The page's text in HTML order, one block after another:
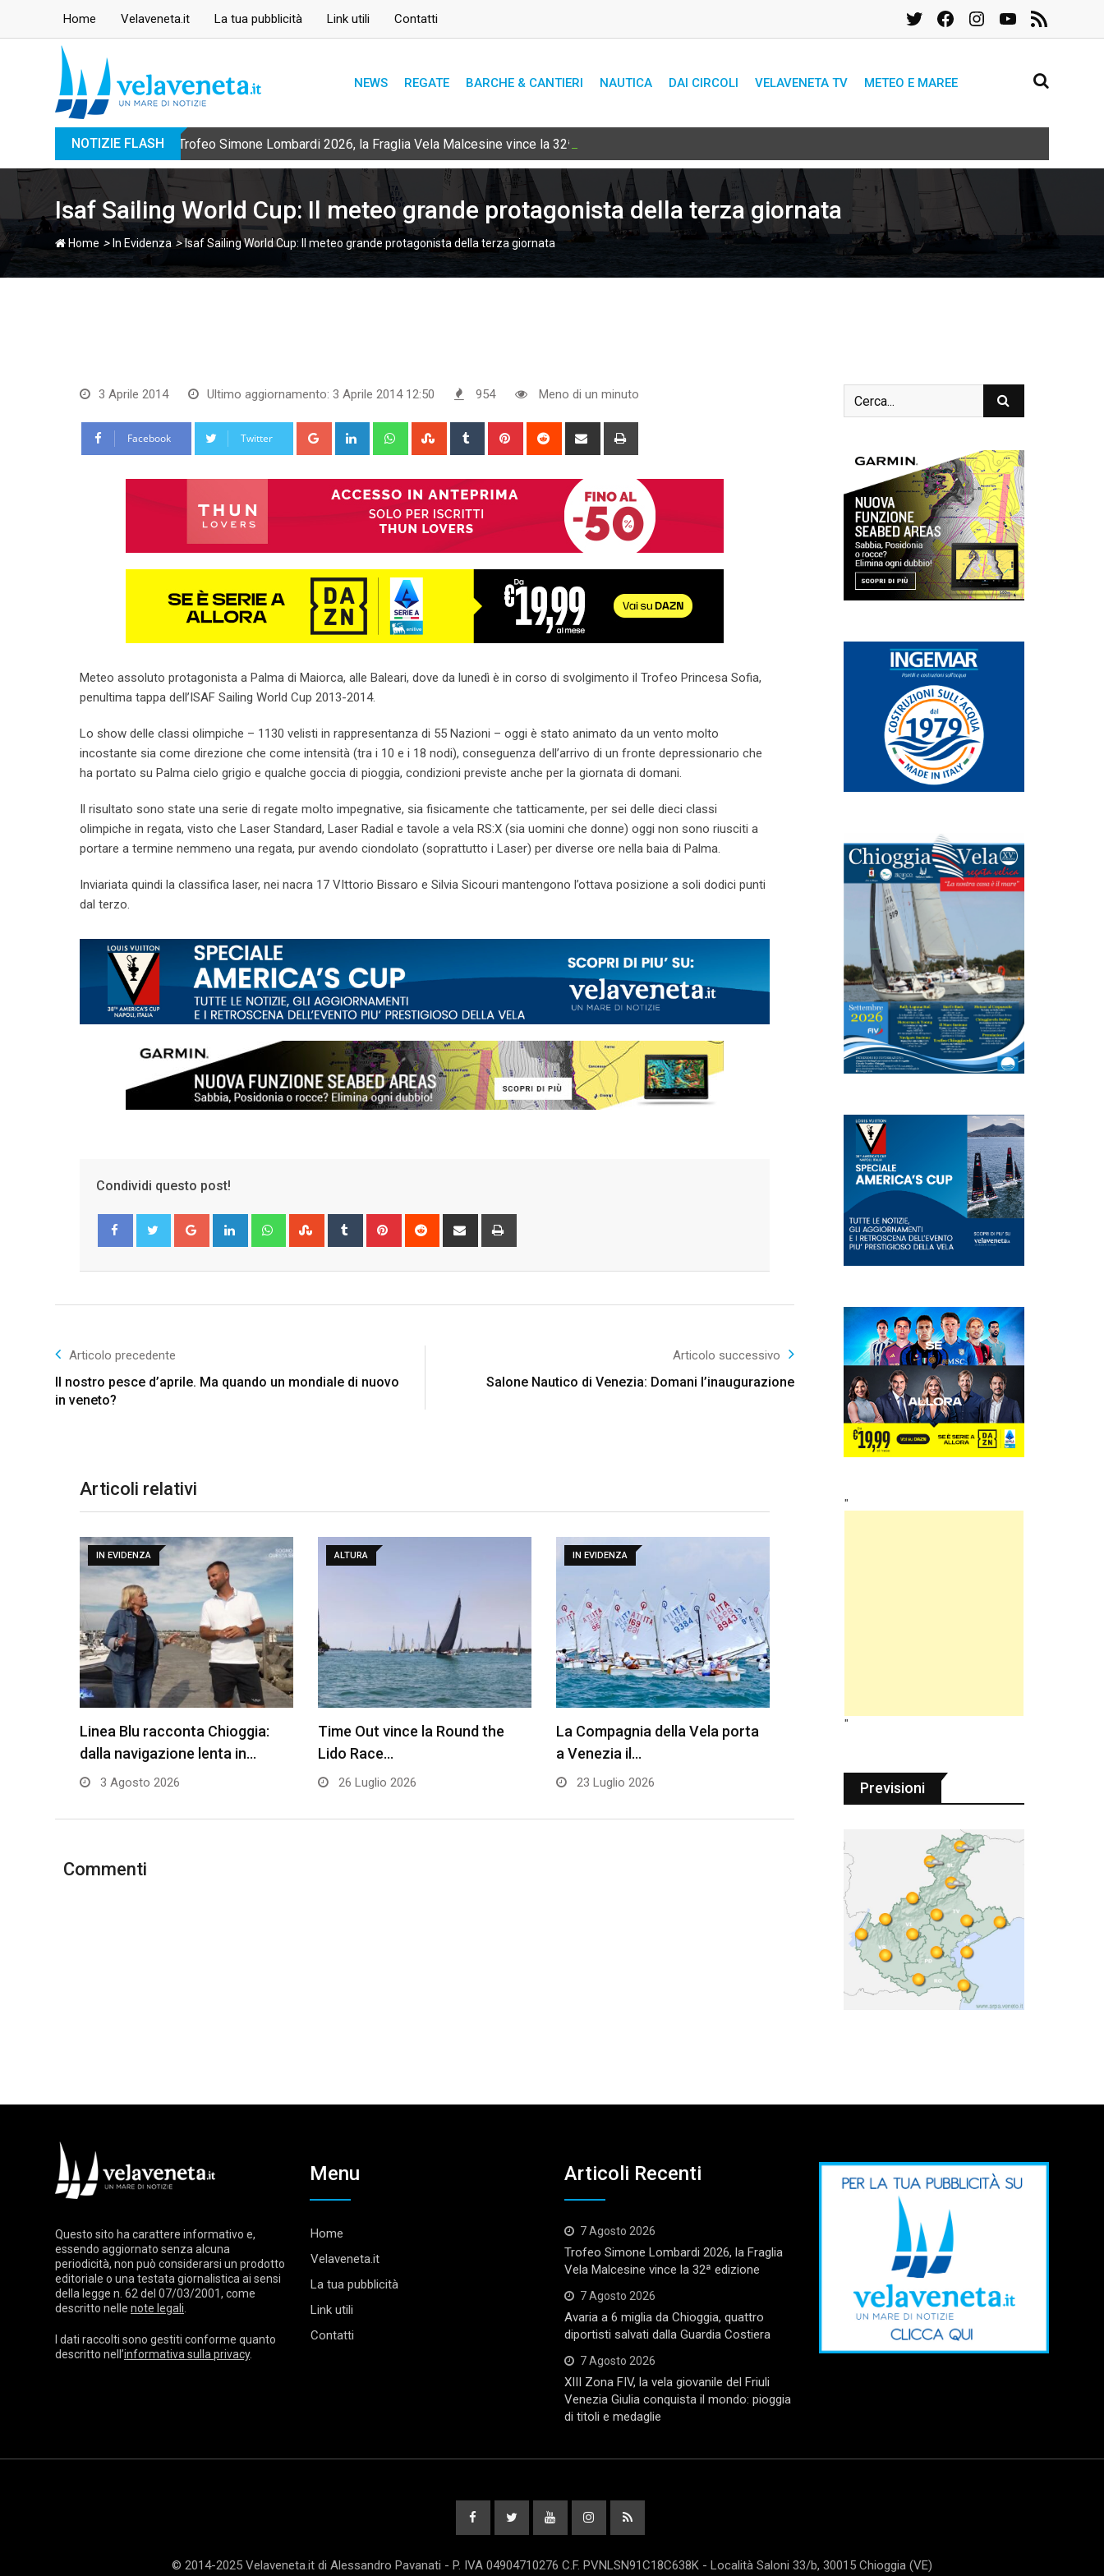
Home Velaveneta.it La tua pubblicità Link utili Contatti TwitterFacebookInstagramYouTube
Feed
RSS
NEWS REGATE BARCHE & CANTIERI NAUTICA DAI CIRCOLI VELAVENETA TV METEO E MAREE
NOTIZIE FLASH Trofeo Simone Lombardi 2026, la Fraglia Vela Malcesine vince la 32ª edizione
Isaf Sailing World Cup: Il meteo grande protagonista della terza giornata
Home > In Evidenza>Isaf Sailing World Cup: Il meteo grande protagonista della terza giornata
3 Aprile 2014 Ultimo aggiornamento: 3 Aprile 2014 12:50 954 Meno di un minuto
Facebook Twitter Google+ LinkedIn WhatsappStumbleUpon
Tumblr Pinterest Reddit
Share
Meteo assoluto protagonista a Palma di Maiorca, alle Baleari, dove da lunedì è in corso di svolgimento il Trofeo Princesa Sofia,
penultima tappa dell’ISAF Sailing World Cup 2013-2014.
Lo show delle classi olimpiche – 1130 velisti in rappresentanza di 55 Nazioni – oggi è stato animato da un vento molto
incostante sia come direzione che come intensità (tra i 10 e i 18 nodi), conseguenza dell’arrivo di un fronte depressionario che
ha portato su Palma cielo grigio e qualche goccia di pioggia, condizioni previste anche per la giornata di domani.
Il risultato sono state una serie di regate molto impegnative, sia fisicamente che tatticamente, per sei delle dieci classi
olimpiche in regata, visto che Laser Standard, Laser Radial e tavole a vela RS:X (sia uomini che donne) oggi non sono riusciti a
portare a termine nemmeno una regata, pur avendo ciondolato (soprattutto i Laser) per diverse ore nella baia di Palma.
Inviariata quindi la classifica laser, nei nacra 17 VIttorio Bissaro e Silvia Sicouri mantengono l’ottava posizione a soli dodici punti
dal terzo.
Condividi questo post!
Google+ LinkedIn WhatsappStumbleUpon
Tumblr Pinterest Reddit
Share
Articolo precedente
Il nostro pesce d’aprile. Ma quando un mondiale di nuovo
in veneto?
Articolo successivo
Salone Nautico di Venezia: Domani l’inaugurazione
Articoli relativi
IN EVIDENZA
Linea Blu racconta Chioggia:
dalla navigazione lenta in…
3 Agosto 2026
ALTURA
Time Out vince la Round the
Lido Race…
26 Luglio 2026
IN EVIDENZA
La Compagnia della Vela porta
a Venezia il…
23 Luglio 2026
Commenti
"
"
Previsioni
Questo sito ha carattere informativo e,
essendo aggiornato senza alcuna
periodicità, non può considerarsi un prodotto
editoriale o una testata giornalistica ai sensi
della legge n. 62 del 07/03/2001, come
descritto nelle note legali
I dati raccolti sono gestiti conforme quanto
descritto nell’informativa sulla privacy.
Menu
Home
Velaveneta.it
La tua pubblicità
Link utili
Contatti
Articoli Recenti
7 Agosto 2026
Trofeo Simone Lombardi 2026, la Fraglia
Vela Malcesine vince la 32ª edizione
7 Agosto 2026
Avaria a 6 miglia da Chioggia, quattro
diportisti salvati dalla Guardia Costiera
7 Agosto 2026
XIII Zona FIV, la vela giovanile del Friuli
Venezia Giulia conquista il mondo: pioggia
di titoli e medaglie
© 2014-2025 Velaveneta.it di Alessandro Pavanati - P. IVA 04904710276 C.F. PVNLSN91C18C638K - Località Saloni 33/b, 30015 Chioggia (VE)